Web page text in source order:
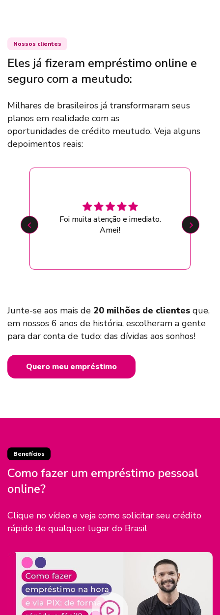
Nossos clientes
Eles já fizeram empréstimo online e
seguro com a meutudo:
Milhares de brasileiros já transformaram seus
planos em realidade com as
oportunidades de crédito meutudo. Veja alguns
depoimentos reais:
Foi muita atenção e imediato.
Amei!
Junte-se aos mais de 20 milhões de clientes que,
em nossos 6 anos de história, escolheram a gente
para dar conta de tudo: das dívidas aos sonhos!
Quero meu empréstimo
Benefícios
Como fazer um empréstimo pessoal
online?
Clique no vídeo e veja como solicitar seu crédito
rápido de qualquer lugar do Brasil